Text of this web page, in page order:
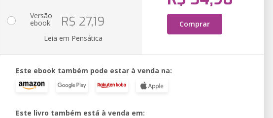
Comprar
Versão
ebook R$ 27,19
Leia em Pensática
Este ebook também pode estar à venda na:
Este livro também está à venda em: